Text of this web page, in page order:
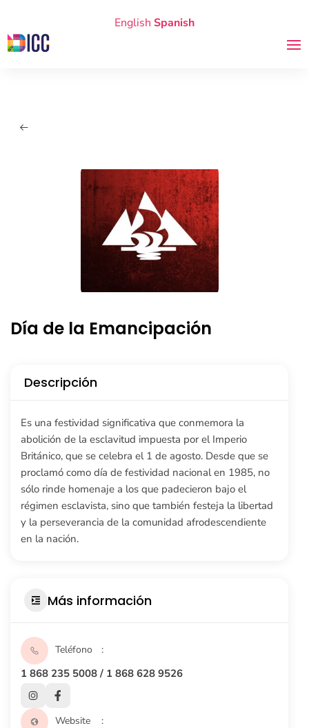
English Spanish
Día de la Emancipación
Descripción
Es una festividad significativa que conmemora la
abolición de la esclavitud impuesta por el Imperio
Británico, que se celebra el 1 de agosto. Desde que se
proclamó como día de festividad nacional en 1985, no
sólo rinde homenaje a los que padecieron bajo el
régimen esclavista, sino que también festeja la libertad
y la perseverancia de la comunidad afrodescendiente
en la nación.
Más información
Teléfono
1 868 235 5008 / 1 868 628 9526
Website